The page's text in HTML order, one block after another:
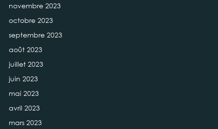
novembre 2023
octobre 2023
septembre 2023
août 2023
juillet 2023
juin 2023
mai 2023
avril 2023
mars 2023